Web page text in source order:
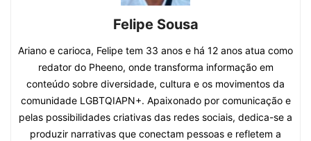
Felipe Sousa
Ariano e carioca, Felipe tem 33 anos e há 12 anos atua como
redator do Pheeno, onde transforma informação em
conteúdo sobre diversidade, cultura e os movimentos da
comunidade LGBTQIAPN+. Apaixonado por comunicação e
pelas possibilidades criativas das redes sociais, dedica-se a
produzir narrativas que conectam pessoas e refletem a